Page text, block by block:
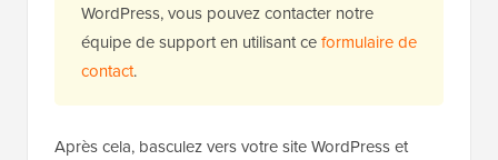
WordPress, vous pouvez contacter notre
équipe de support en utilisant ceformulaire de
contact.
Après cela, basculez vers votre site WordPress et